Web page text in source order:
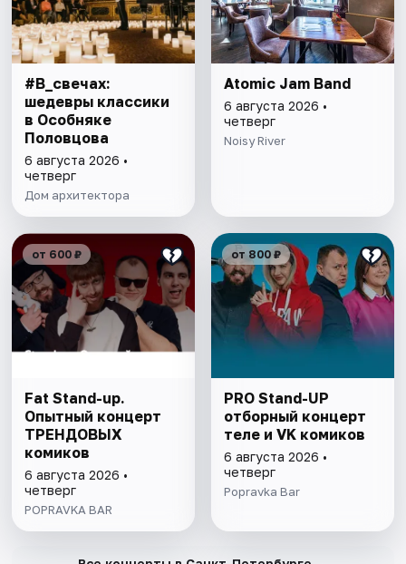
#В_свечах:
шедевры классики
в Особняке
Половцова
6 августа 2026 •
четверг
Дом архитектора
Atomic Jam Band
6 августа 2026 •
четверг
Noisy River
от 600 ₽
Fat Stand-up.
Опытный концерт
ТРЕНДОВЫХ
комиков
6 августа 2026 •
четверг
POPRAVKA BAR
от 800 ₽
PRO Stand-UP
отборный концерт
теле и VK комиков
6 августа 2026 •
четверг
Popravka Bar